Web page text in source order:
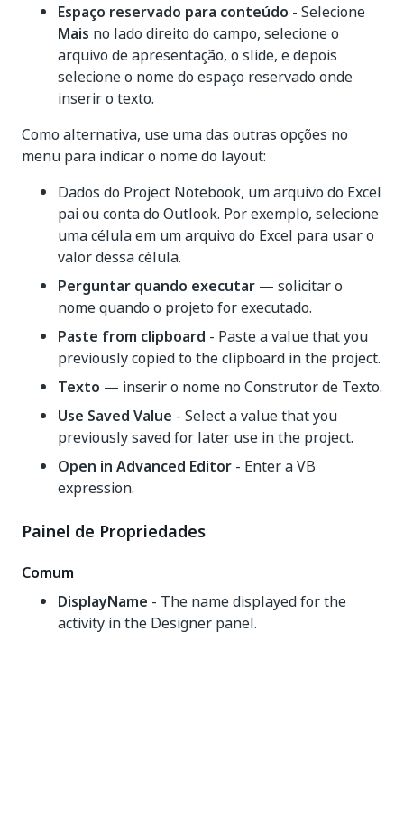
Espaço reservado para conteúdo - Selecione
Mais no lado direito do campo, selecione o
arquivo de apresentação, o slide, e depois
selecione o nome do espaço reservado onde
inserir o texto.
Como alternativa, use uma das outras opções no
menu para indicar o nome do layout:
Dados do Project Notebook, um arquivo do Excel
pai ou conta do Outlook. Por exemplo, selecione
uma célula em um arquivo do Excel para usar o
valor dessa célula.
Perguntar quando executar — solicitar o
nome quando o projeto for executado.
Paste from clipboard - Paste a value that you
previously copied to the clipboard in the project.
Texto — inserir o nome no Construtor de Texto.
Use Saved Value - Select a value that you
previously saved for later use in the project.
Open in Advanced Editor - Enter a VB
expression.
Painel de Propriedades
Comum
DisplayName - The name displayed for the
activity in the Designer panel.